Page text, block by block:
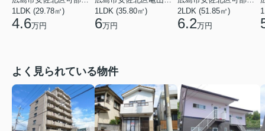
1LDK (29.78㎡)
4.6万円
1LDK (35.80㎡)
6万円
2LDK (51.85㎡)
6.2万円
よく見られている物件